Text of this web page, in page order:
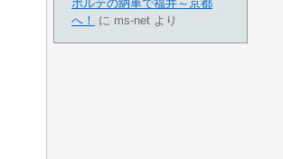
ポルテの納車で福井～京都
へ！
に ms-net より